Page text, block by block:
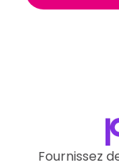
Fournissez